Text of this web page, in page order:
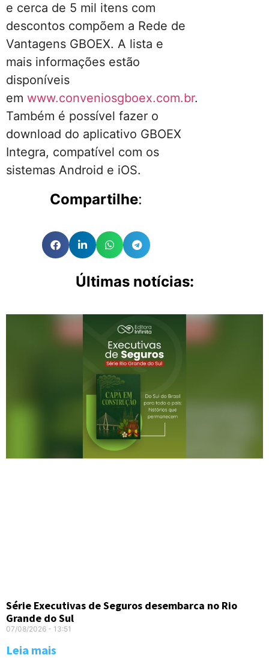
e cerca de 5 mil itens com
descontos compõem a Rede de
Vantagens GBOEX. A lista e
mais informações estão
disponíveis
em www.conveniosgboex.com.br.
Também é possível fazer o
download do aplicativo GBOEX
Integra, compatível com os
sistemas Android e iOS.
Compartilhe:
Últimas notícias:
Série Executivas de Seguros desembarca no Rio
Grande do Sul
07/08/2026 13:51
Leia mais